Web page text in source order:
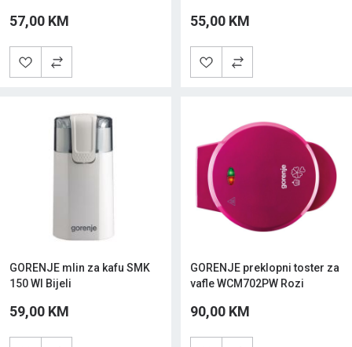
57,00 KM 55,00 KM
GORENJE mlin za kafu SMK
150 WI Bijeli
59,00 KM
GORENJE preklopni toster za
vafle WCM702PW Rozi
90,00 KM